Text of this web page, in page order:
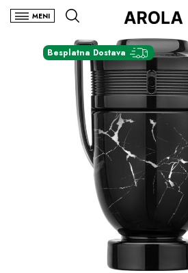
MENI
Besplatna Dostava